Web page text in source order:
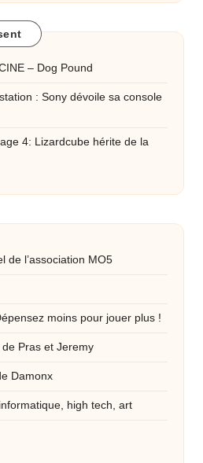
– Dog Pound
: Sony dévoile sa console
4: Lizardcube hérite de la
de l’association MO5
moins pour jouer plus !
de Pras et Jeremy
Damonx
high tech, art